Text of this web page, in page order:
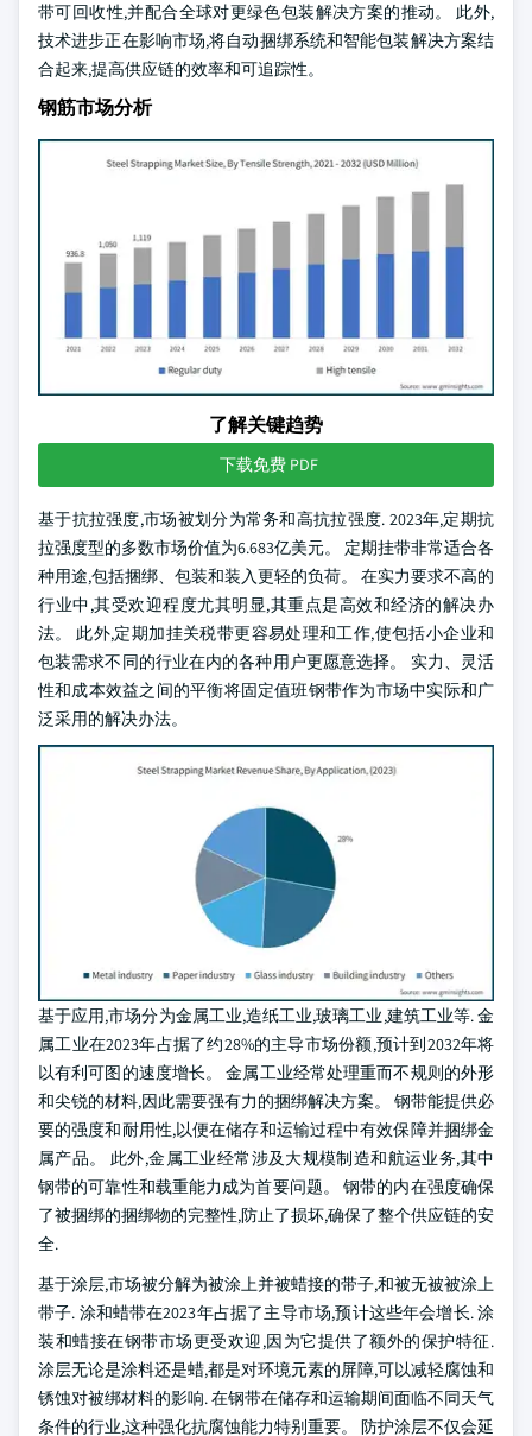
带可回收性,并配合全球对更绿色包装解决方案的推动。 此外,
技术进步正在影响市场,将自动捆绑系统和智能包装解决方案结
合起来,提高供应链的效率和可追踪性。
钢筋市场分析
了解关键趋势
下载免费 PDF
基于抗拉强度,市场被划分为常务和高抗拉强度. 2023年,定期抗
拉强度型的多数市场价值为6.683亿美元。 定期挂带非常适合各
种用途,包括捆绑、包装和装入更轻的负荷。 在实力要求不高的
行业中,其受欢迎程度尤其明显,其重点是高效和经济的解决办
法。 此外,定期加挂关税带更容易处理和工作,使包括小企业和
包装需求不同的行业在内的各种用户更愿意选择。 实力、灵活
性和成本效益之间的平衡将固定值班钢带作为市场中实际和广
泛采用的解决办法。
基于应用,市场分为金属工业,造纸工业,玻璃工业,建筑工业等. 金
属工业在2023年占据了约28%的主导市场份额,预计到2032年将
以有利可图的速度增长。 金属工业经常处理重而不规则的外形
和尖锐的材料,因此需要强有力的捆绑解决方案。 钢带能提供必
要的强度和耐用性,以便在储存和运输过程中有效保障并捆绑金
属产品。 此外,金属工业经常涉及大规模制造和航运业务,其中
钢带的可靠性和载重能力成为首要问题。 钢带的内在强度确保
了被捆绑的捆绑物的完整性,防止了损坏,确保了整个供应链的安
全.
基于涂层,市场被分解为被涂上并被蜡接的带子,和被无被被涂上
带子. 涂和蜡带在2023年占据了主导市场,预计这些年会增长. 涂
装和蜡接在钢带市场更受欢迎,因为它提供了额外的保护特征.
涂层无论是涂料还是蜡,都是对环境元素的屏障,可以减轻腐蚀和
锈蚀对被绑材料的影响. 在钢带在储存和运输期间面临不同天气
条件的行业,这种强化抗腐蚀能力特别重要。 防护涂层不仅会延